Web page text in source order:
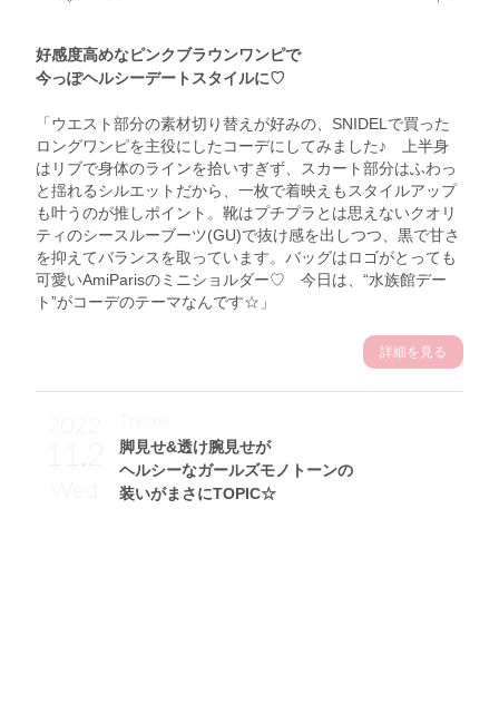
好感度高めなピンクブラウンワンピで
今っぽヘルシーデートスタイルに♡
「ウエスト部分の素材切り替えが好みの、SNIDELで買った
ロングワンピを主役にしたコーデにしてみました♪ 上半身
はリブで身体のラインを拾いすぎず、スカート部分はふわっ
と揺れるシルエットだから、一枚で着映えもスタイルアップ
も叶うのが推しポイント。靴はプチプラとは思えないクオリ
ティのシースルーブーツ(GU)で抜け感を出しつつ、黒で甘さ
を抑えてバランスを取っています。バッグはロゴがとっても
可愛いAmiParisのミニショルダー♡ 今日は、“水族館デー
ト”がコーデのテーマなんです☆」
詳細を見る
11.2
Wed
脚見せ&透け腕見せが
ヘルシーなガールズモノトーンの
装いがまさにTOPIC☆
Theme